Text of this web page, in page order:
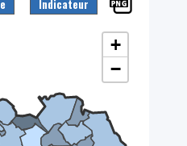
Indicateur
+
−